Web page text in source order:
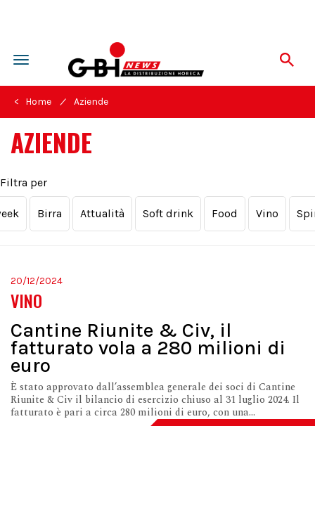
Toggle
navigation
< Home / Aziende
AZIENDE
Filtra per
Birra Attualità Soft drink Food Vino
20/12/2024
VINO
Cantine Riunite & Civ, il
fatturato vola a 280 milioni di
euro
È stato approvato dall’assemblea generale dei soci di Cantine
Riunite & Civ il bilancio di esercizio chiuso al 31 luglio 2024. Il
fatturato è pari a circa 280 milioni di euro, con una...